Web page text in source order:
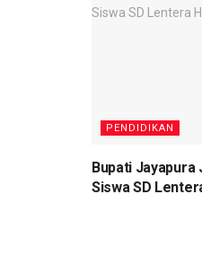
PENDIDIKAN
Bupati Jayapura
Siswa SD